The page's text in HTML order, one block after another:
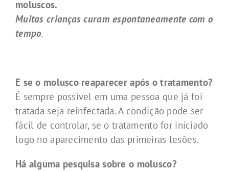
moluscos.
Muitas crianças curam espontaneamente com o
tempo.
E se o molusco reaparecer após o tratamento?
É sempre possível em uma pessoa que já foi
tratada seja reinfectada. A condição pode ser
fácil de controlar, se o tratamento for iniciado
logo no aparecimento das primeiras lesões.
Há alguma pesquisa sobre o molusco?